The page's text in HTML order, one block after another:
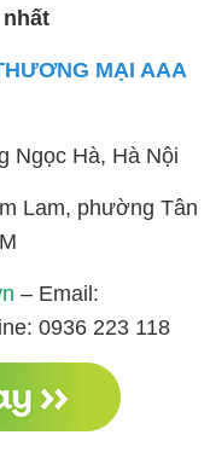
MẠI AAA
Ngọc Hà, Hà Nội
Lam, phường Tân
– Email:
0936 223 118